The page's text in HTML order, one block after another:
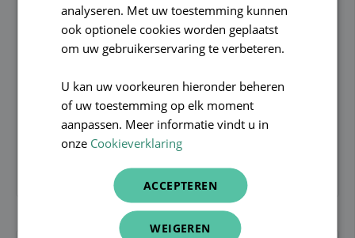
Kinesist
jarenlange ervaring en nauwe samenwerking
met jouw collega-kinesitherapeuten. Hij is dus
perfect afgestemd op jouw behoeften.
analyseren. Met uw toestemming kunnen
ook optionele cookies worden geplaatst
om uw gebruikerservaring te verbeteren.
U kan uw voorkeuren hieronder beheren
of uw toestemming op elk moment
aanpassen. Meer informatie vindt u in
onze Cookieverklaring
ACCEPTEREN
WEIGEREN